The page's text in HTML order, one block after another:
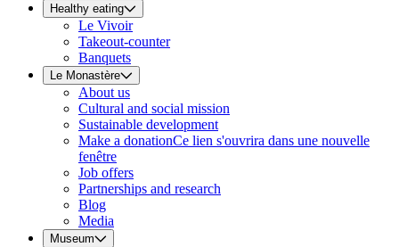
Healthy eating
Le Vivoir
Takeout-counter
Banquets
Le Monastère
About us
Cultural and social mission
Sustainable development
Make a donationCe lien s'ouvrira dans une nouvelle
fenêtre
Job offers
Partnerships and research
Blog
Media
Museum